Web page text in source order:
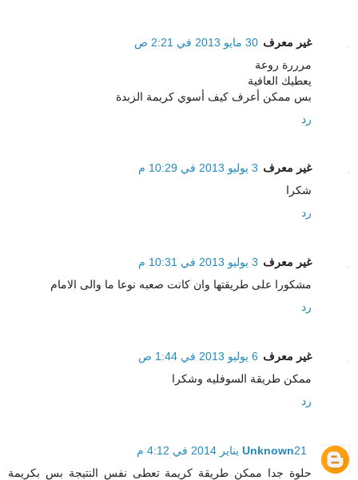
غير معرف 30 مايو 2013 في 2:21 ص
مرررة روعة
يعطيك العافية
بس ممكن أعرف كيف أسوي كريمة الزبدة
رد
غير معرف 3 يوليو 2013 في 10:29 م
شكرا
رد
غير معرف 3 يوليو 2013 في 10:31 م
مشكورا على طريقتها وان كانت صعبه نوعا ما والى الامام
رد
غير معرف 6 يوليو 2013 في 1:44 ص
ممكن طريقة السوفليه وشكرا
رد
Unknown21 يناير 2014 في 4:12 م
حلوة جدا ممكن طريقة كريمة تعطى نفس النتيجة بس بكريمة